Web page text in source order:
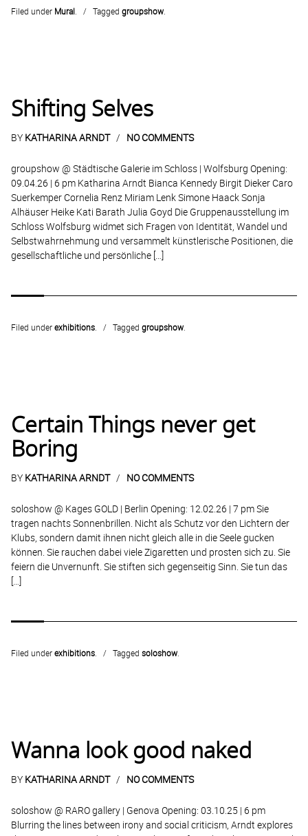
Filed under Mural Taggedgroupshow
Shifting Selves
BY KATHARINA ARNDT NO COMMENTS
groupshow @ Städtische Galerie im Schloss | Wolfsburg Opening:
09.04.26 | 6 pm Katharina Arndt Bianca Kennedy Birgit Dieker Caro
Suerkemper Cornelia Renz Miriam Lenk Simone Haack Sonja
Alhäuser Heike Kati Barath Julia Goyd Die Gruppenausstellung im
Schloss Wolfsburg widmet sich Fragen von Identität, Wandel und
Selbstwahrnehmung und versammelt künstlerische Positionen, die
gesellschaftliche und persönliche […]
Filed underexhibitions Taggedgroupshow
Certain Things never get
Boring
BY KATHARINA ARNDT NO COMMENTS
soloshow @ Kages GOLD | Berlin Opening: 12.02.26 | 7 pm Sie
tragen nachts Sonnenbrillen. Nicht als Schutz vor den Lichtern der
Klubs, sondern damit ihnen nicht gleich alle in die Seele gucken
können. Sie rauchen dabei viele Zigaretten und prosten sich zu. Sie
feiern die Unvernunft. Sie stiften sich gegenseitig Sinn. Sie tun das
[…]
Filed underexhibitions Taggedsoloshow
Wanna look good naked
BY KATHARINA ARNDT NO COMMENTS
soloshow @ RARO gallery | Genova Opening: 03.10.25 | 6 pm
Blurring the lines between irony and social criticism, Arndt explores